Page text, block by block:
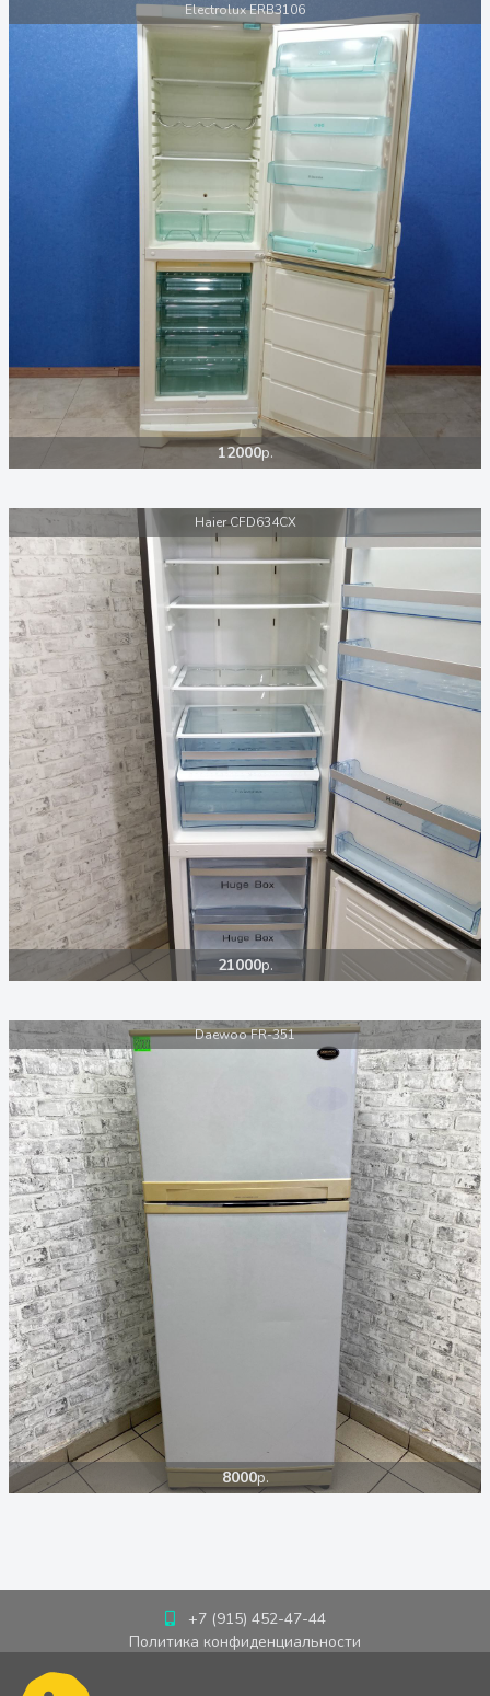
Electrolux ERB3106
12000р.
Haier CFD634CX
21000р.
Daewoo FR-351
8000р.
+7 (915) 452-47-44
Политика конфиденциальности